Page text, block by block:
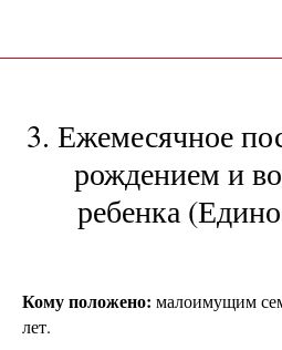
3. Ежемесячное
рождением и
ребенка
Кому положено: малоимущим
лет.